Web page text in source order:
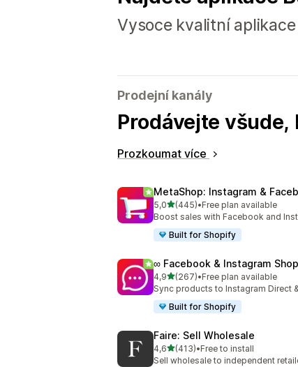
Vysoce kvalitní
Prodejní kanály
Prodávejte
Prozkoumat více
MetaShop: Instagram &
5,0z 5 hvězd
(445)
Celkový počet recenzí: 445
•Free plan available
Boost sales with Facebook and
Built for Shopify
∞ Facebook & Instagram
4,9z 5 hvězd
(267)
Celkový počet recenzí: 267
•Free plan available
Sync products to Instagram Direct
Built for Shopify
Faire: Sell Wholesale
4,6z 5 hvězd
(413)
Celkový počet recenzí: 413
•Free to install
Sell wholesale to independent